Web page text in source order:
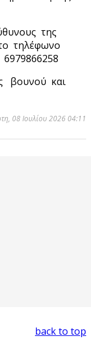
της
τηλέφωνο
βουνού και
08 Ιουλίου 2026 04:11
back to top